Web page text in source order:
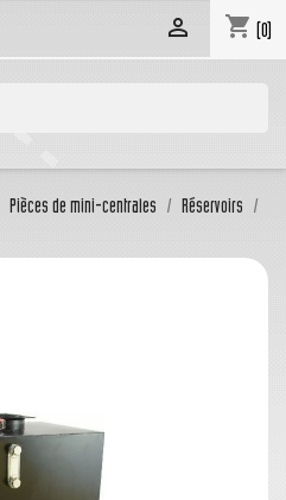
shopping_cart (0)

Pièces de mini-centrales
Réservoirs